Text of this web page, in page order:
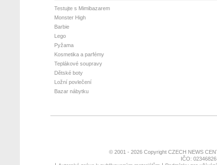
Testujte s Mimibazarem
Monster High
Barbie
Lego
Pyžama
Kosmetika a parfémy
Teplákové soupravy
Dětské boty
Ložní povlečení
Bazar nábytku
© 2001 - 2026 Copyright CZECH NEWS
IČO: